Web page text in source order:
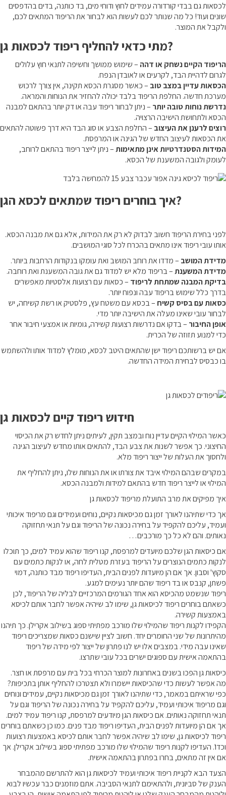
לכסאות גם בבדי קורדורה עמידים לחוץ ודוחי מים, בד כותנה, בדים בהדפסים
שונים ועוד! כל מה שנותר לכם לעשות הוא לבחור את הריפוד המתאים לכם,
ולקבל את המוצר.
מתי כדאי להחליף ריפוד לכסאות גן?
הריפוד הקיים נשחק או דהה – שימוש ממושך וחשיפה לתנאי חוץ עלולים
לגרום לדהיית הבד, לקרעים או לאובדן הנפח.
הכסאות עדיין במצב טוב – כאשר מסגרת הכסא תקינה, אין צורך לרכוש
מערכת חדשה. החלפת הריפוד בלבד יכולה להחזיר את הנוחות והמראה.
נדרשת נוחות טובה יותר – ניתן לבחור ריפוד עבה או דק יותר בהתאם למבנה
הכסא ולתחושת הישיבה הרצויה.
רוצים לרענן את העיצוב – החלפת הצבע או סוג הבד היא דרך פשוטה להתאים
את הכסאות לעיצוב החדש של הגינה או המרפסת.
המידות הסטנדרטיות אינן מתאימות– ניתן לייצר ריפוד בהתאם לרוחב,
לעומק ולגובה המשענת של הכסא.
איך בוחרים ריפוד שמתאים לכסא הגן?
לפני בחירת הריפוד חשוב לבדוק לא רק את המידות, אלא גם את מבנה הכסא.
אותו עובי ריפוד אינו מתאים בהכרח לכל סוגי המושבים.
מדידת המושב – מדדו את רוחב המושב ואת עומקו בנקודות הרחבות ביותר.
מדידת המשענת– בריפוד מלא יש למדוד גם את גובה המשענת ואת רוחבה.
בדיקת המבנה שמתחת לריפוד – כסאות עם רצועות אלסטיות מאפשרים
בדרך כלל שימוש בריפוד עבה ונפוח יותר.
כסאות עם בסיס קשיח – בכסא עם משטח עץ, פלסטיק או רשת קשיחה, יש
לבחור עובי שאינו מעלה את הישיבה יותר מדי.
אופן החיבור – בדקו אם נדרשות רצועות קשירה, גומיות או אמצעי חיבור אחר
כדי למנוע תזוזה של הכרית.
אם יש ברשותכם ריפוד ישן שהתאים היטב לכסא, מומלץ למדוד אותו ולהשתמש
בו כבסיס לבחירת המידה החדשה.
חידוש ריפוד קיים לכסאות גן
כאשר המילוי הקיים עדיין נוח ובמצב תקין, לעיתים ניתן לחדש רק את הכיסוי
החיצוני. כך אפשר לשנות את צבע הבד, להתאים אותו מחדש לעיצוב הגינה
ולחסוך את העלות של ייצור ריפוד מלא.
במקרים שבהם המילוי איבד את צורתו או את הנוחות שלו, ניתן להחליף את
המילוי או לייצר ריפוד חדש בהתאם למידות ולמבנה הכסא.
איך מפיקים את מרב התועלת מריפוד לכסאות גן
אך כדי שתיהנו לאורך זמן גם מכיסאות נקיים, נוחים ועמידים וגם מריפוד איכותי
ועמיד, עליכם להקפיד על בחירה נכונה של הריפוד וגם על תנאי תחזוקה
נאותים. והם לא כל כך מורכבים…
אם כיסאות הגן שלכם מיועדים למרפסת, קנו ריפוד שהוא עמיד למים, כך תוכלו
לנקות כתמים הנוצרים על הריפוד בעזרת מטלית לחה, או לנקות כתמים עם
סקוץ' וסבון. אך אם הן מיועדות לפנים הבית, העדיפו ריפוד מבד כותנה, דמוי
פשתן, קנבס או בד ריפוד שהם יותר נעימים למגע.
ריפוד שנשמט מהכיסא הוא אחד הגורמים המרכזיים לבליה של הריפוד, לכן
כשאתם בוחרים ריפוד לכיסאות גן, שימו לב שיהיה אפשר לחבר אותם לכיסא
באמצעות קשירה.
הקפידו לקנות ריפוד שהמילוי שלו מורכב מפתיתי ספוג בשילוב אקרילן. כך תיהנו
מהיתרונות של שני החומרים יחד. חשוב לציין שישנם כסאות שמצריכים ריפוד
שאינו עבה מידי. במצבים אלו יש לנו פתרון של ייצור לפי מידה של ריפוד
בהתאמה אישית עם ספוגים ישרים בכל עובי שתרצו.
כיסאות גן הפכו בשנים באחרונות למוצר הכרחי בכל בית עם מרפסת או חצר.
מה אפשר לעשות כדי שהכיסאות יישמרו ולא תצטרכו להחליף אותן בתכיפות?
כפי שראיתם במאמר, כדי שתיהנו לאורך זמן גם מכיסאות נקיים, עמידים ונוחים
וגם מריפוד איכותי ועמיד, עליכם להקפיד על בחירה נכונה של הריפוד וגם על
תנאי תחזוקה נאותים. אם כיסאות הגן מיודעים למרפסת, קנו ריפוד עמיד למים.
אך אם הן מיועדות לפנים הבית, העדיפו ריפוד מבד פנים. כמו כן כשאתם בוחרים
ריפוד לכיסאות גן, שימו לב שיהיה אפשר לחבר אותם לכיסא באמצעות רצועות
וכדו'. העדיפו לקנות ריפוד שהמילוי שלו מורכב מפתיתי ספוג בשילוב אקרילן. אך
אם אין זה מתאים, בחרו בפתרון בהתאמה אישית.
הצעד הבא לקניית ריפוד איכותי ועמיד לכיסאות גן הוא להתרשם מהמבחר
הענק של סביונית, ולהתאימם לתנאי הסביבה. אתם מוזמנים כבר עכשיו לבוא